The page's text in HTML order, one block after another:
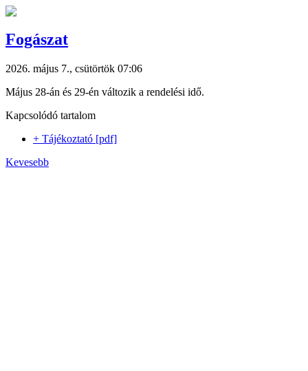
Fogászat
2026. május 7., csütörtök 07:06
Május 28-án és 29-én változik a rendelési idő.
Kapcsolódó tartalom
+ Tájékoztató [pdf]
Kevesebb